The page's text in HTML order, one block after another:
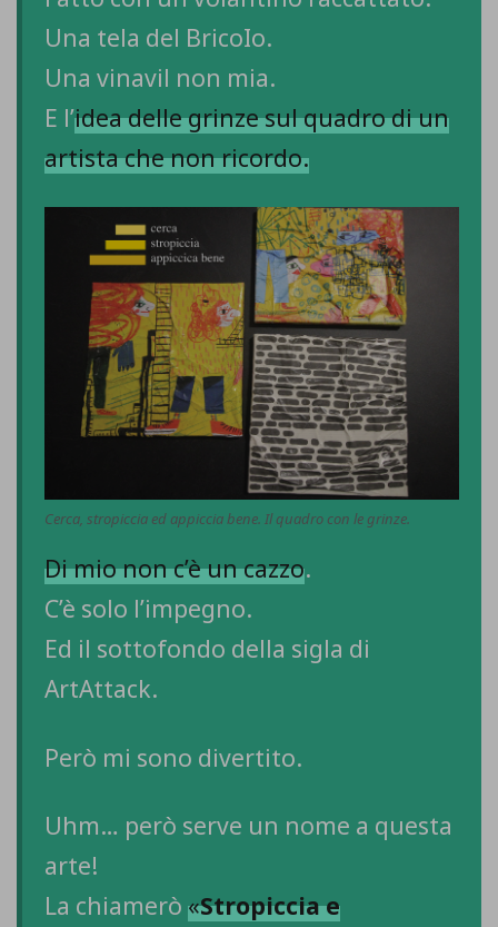
Una tela del BricoIo.
Una vinavil non mia.
E l’idea delle grinze sul quadro di un
artista che non ricordo.
Cerca, stropiccia ed appiccia bene. Il quadro con le grinze.
Di mio non c’è un cazzo.
C’è solo l’impegno.
Ed il sottofondo della sigla di
ArtAttack.
Però mi sono divertito.
Uhm… però serve un nome a questa
arte!
La chiamerò «Stropiccia e